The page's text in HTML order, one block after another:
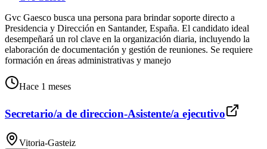
Gvc Gaesco busca una persona para brindar soporte directo a
Presidencia y Dirección en Santander, España. El candidato ideal
desempeñará un rol clave en la organización diaria, incluyendo la
elaboración de documentación y gestión de reuniones. Se requiere
formación en áreas administrativas y manejo
Hace 1 meses
Secretario/a de direccion-Asistente/a ejecutivo
Vitoria-Gasteiz